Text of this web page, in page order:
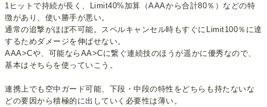
1ヒットで持続が長く、Limit40%加算（AAAから合計80％）などの特
徴があり、使い勝手が悪い。
通常の追撃がほぼ不可能。スペルキャンセル時もすぐにLimit100％に達
するためダメージを伸ばせない。
AAA>Cや、可能ならAA>Cに繋ぐ連続技のほうが遥かに優秀なので、
基本はそちらを使っていこう。
連携上でも空中ガード可能、下段・中段の特性をどちらも持たないな
どの要因から積極的に出していく必要性は薄い。